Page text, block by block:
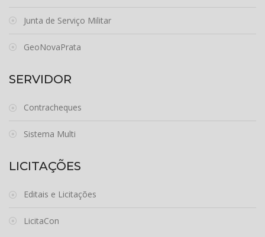
Junta de Serviço Militar
GeoNovaPrata
SERVIDOR
Contracheques
Sistema Multi
LICITAÇÕES
Editais e Licitações
LicitaCon